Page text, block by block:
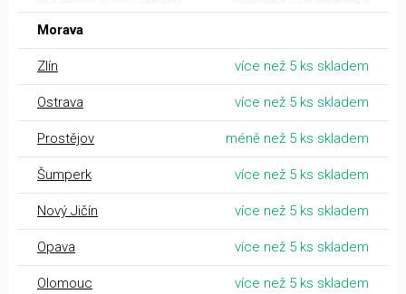
Morava
Zlín více než 5 ks skladem
Ostrava více než 5 ks skladem
Prostějov méně než 5 ks skladem
Šumperk více než 5 ks skladem
Nový Jičín více než 5 ks skladem
Opava více než 5 ks skladem
Olomouc více než 5 ks skladem